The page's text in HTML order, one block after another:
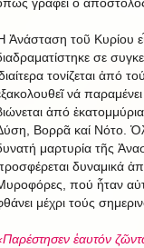
γράφει ὁ
Ἀνάσταση τοῦ Κυρίου
σε
τονίζεται ἀπό
νά
ἀπό
Βορρᾶ καί Νότο.
μαρτυρία τῆς
δυναμικά
πού ἦταν
μέχρι τούς
ἑαυτόν